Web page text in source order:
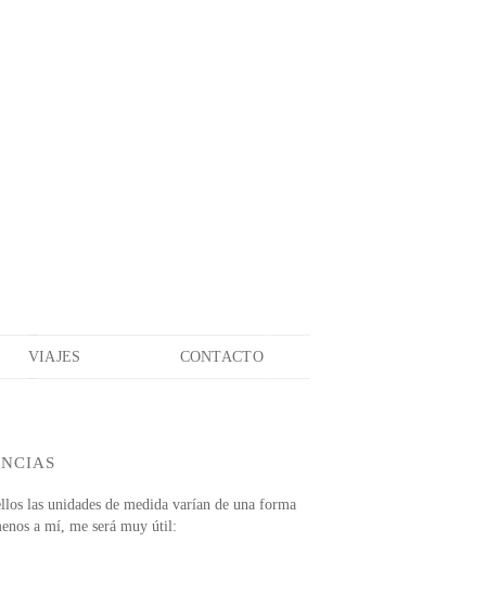
VIAJES CONTACTO
las unidades de medida varían de una forma
a mí, me será muy útil: